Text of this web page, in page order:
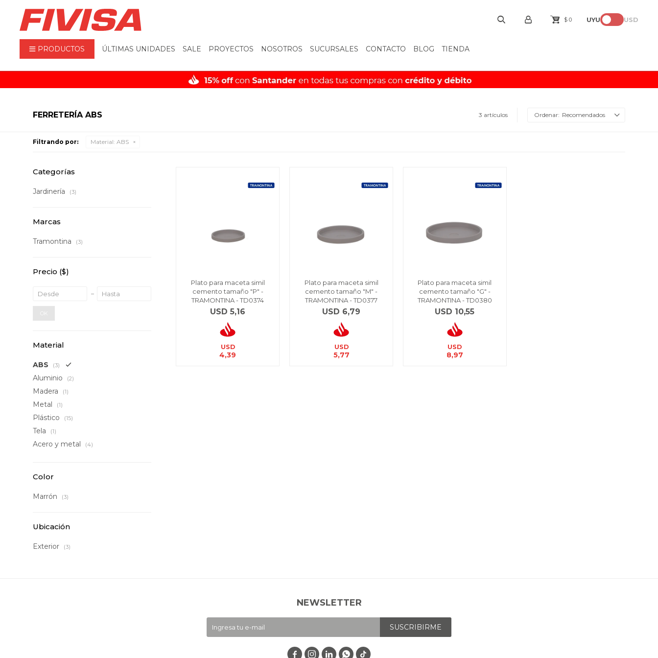
PRODUCTOS ÚLTIMAS UNIDADES SALE PROYECTOS NOSOTROS SUCURSALES CONTACTO BLOG TIENDA
$ 0 UYU USD
FERRETERÍA ABS 3 artículos Recomendados
Filtrando por: Material: ABS
Plato para maceta simil
cemento tamaño "P" -
TRAMONTINA - TD0374
USD 5,16
USD
4,39
Plato para maceta simil
cemento tamaño "M" -
TRAMONTINA - TD0377
USD 6,79
USD
5,77
Plato para maceta simil
cemento tamaño "G" -
TRAMONTINA - TD0380
USD 10,55
USD
8,97
Categorías
Jardinería (3)
Marcas
Tramontina (3)
Precio ($)
OK
Material
ABS (3)
Aluminio (2)
Madera (1)
Metal (1)
Plástico (15)
Tela (1)
Acero y metal (4)
Color
Marrón (3)
Ubicación
Exterior (3)
NEWSLETTER
SUSCRIBIRME
   